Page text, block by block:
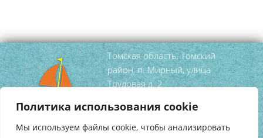
Политика использования cookie
Мы используем файлы cookie, чтобы анализировать
Томская область, Томский
район, п. Мирный, улица
Трудовая д. 2
тел/факс(3822) 95 52 99
mirniy-
dshi@tomsky.gov70.ru